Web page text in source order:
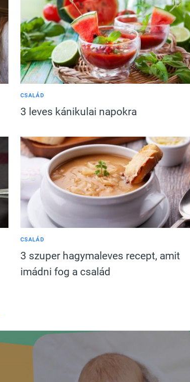
CSALÁD
3 leves kánikulai napokra
CSALÁD
3 szuper hagymaleves recept, amit
imádni fog a család